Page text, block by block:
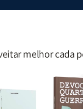
melhor cada